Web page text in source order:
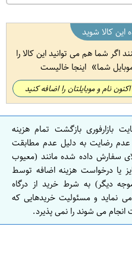
کالا شوید
اگر شما هم می توانید این کالا را
شما اینجا خالیست
نام و موبایلتان را اضافه کنید
بازارفوری بازگشت تمام هزینه
عدم رضایت به دلیل عدم مطابقت
سفارش داده شده مانند (معیوب
یا درخواست هزینه اضافه توسط
دیگر) به شرط خرید از درگاه
نماید و مسئولیت خریدهایی که
انجام می شوند را نمی پذیرد.